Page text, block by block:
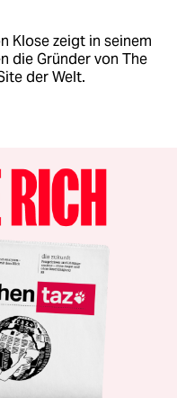
Klose zeigt in seinem
die Gründer von The
der Welt.